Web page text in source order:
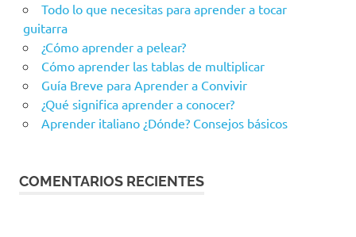
Todo lo que necesitas para aprender a tocar
guitarra
¿Cómo aprender a pelear?
Cómo aprender las tablas de multiplicar
Guía Breve para Aprender a Convivir
¿Qué significa aprender a conocer?
Aprender italiano ¿Dónde? Consejos básicos
COMENTARIOS RECIENTES